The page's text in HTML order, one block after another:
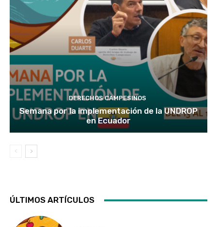
DERECHOS CAMPESINOS
Semana por la implementación de la UNDROP
en Ecuador
ÚLTIMOS ARTÍCULOS